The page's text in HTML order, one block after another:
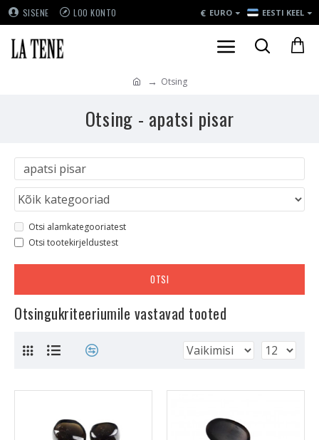
SISENE LOO KONTO € EURO EESTI KEEL
Otsing
Otsing - apatsi pisar
Otsi alamkategooriatest
Otsi tootekirjeldustest
OTSI
Otsingukriteeriumile vastavad tooted